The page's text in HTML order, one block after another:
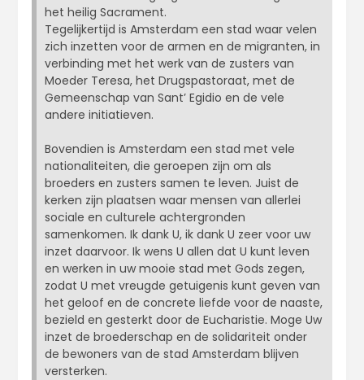
het heilig Sacrament.
Tegelijkertijd is Amsterdam een stad waar velen
zich inzetten voor de armen en de migranten, in
verbinding met het werk van de zusters van
Moeder Teresa, het Drugspastoraat, met de
Gemeenschap van Sant’ Egidio en de vele
andere initiatieven.
Bovendien is Amsterdam een stad met vele
nationaliteiten, die geroepen zijn om als
broeders en zusters samen te leven. Juist de
kerken zijn plaatsen waar mensen van allerlei
sociale en culturele achtergronden
samenkomen. Ik dank U, ik dank U zeer voor uw
inzet daarvoor. Ik wens U allen dat U kunt leven
en werken in uw mooie stad met Gods zegen,
zodat U met vreugde getuigenis kunt geven van
het geloof en de concrete liefde voor de naaste,
bezield en gesterkt door de Eucharistie. Moge Uw
inzet de broederschap en de solidariteit onder
de bewoners van de stad Amsterdam blijven
versterken.